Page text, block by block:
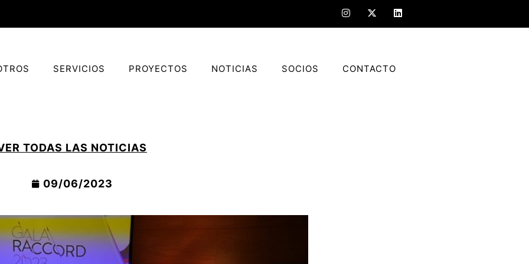
SERVICIOS PROYECTOS NOTICIAS SOCIOS CONTACTO
TODAS LAS NOTICIAS
09/06/2023